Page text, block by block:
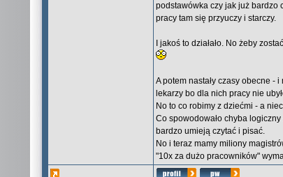
podstawówka czy jak już bardzo
pracy tam się przyuczy i starczy.
I jakoś to działało. No żeby
A potem nastały czasy obecne -
lekarzy bo dla nich pracy nie
No to co robimy z dziećmi - a
Co spowodowało chyba
bardzo umieją czytać i pisać.
No i teraz mamy miliony
"10x za dużo pracowników"